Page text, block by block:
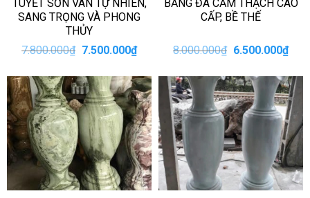
TUYẾT SƠN VÂN TỰ NHIÊN,
SANG TRỌNG VÀ PHONG
THỦY
7.800.000₫ Giá
7.800.000₫.
7.500.000₫Giá
hiện
là:
7.500.000₫.
BẰNG ĐÁ CẨM THẠCH CAO
CẤP, BỀ THẾ
8.000.000₫ Giá
8.000.000₫.
6.500.000₫Giá
hiện
là: